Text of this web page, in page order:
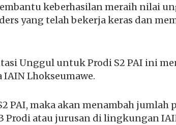
keberhasilan meraih nilai
yang telah bekerja keras dan
Unggul untuk Prodi S2 PAI ini
IAIN Lhokseumawe.
PAI, maka akan menambah jumlah
Prodi atau jurusan di lingkungan